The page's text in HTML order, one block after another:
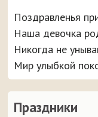
Праздники
Поздравленья
Наша девочка
Никогда не
Мир улыбкой